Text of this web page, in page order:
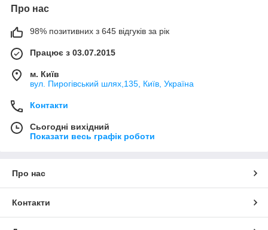
Про нас
98% позитивних з 645 відгуків за рік
Працює з 03.07.2015
м. Київ
вул. Пирогівський шлях,135, Київ, Україна
Контакти
Сьогодні вихідний
Показати весь графік роботи
Про нас
Контакти